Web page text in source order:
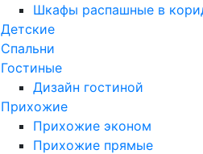
Шкафы распашные в
Детские
Спальни
Гостиные
Дизайн гостиной
Прихожие
Прихожие эконом
Прихожие прямые